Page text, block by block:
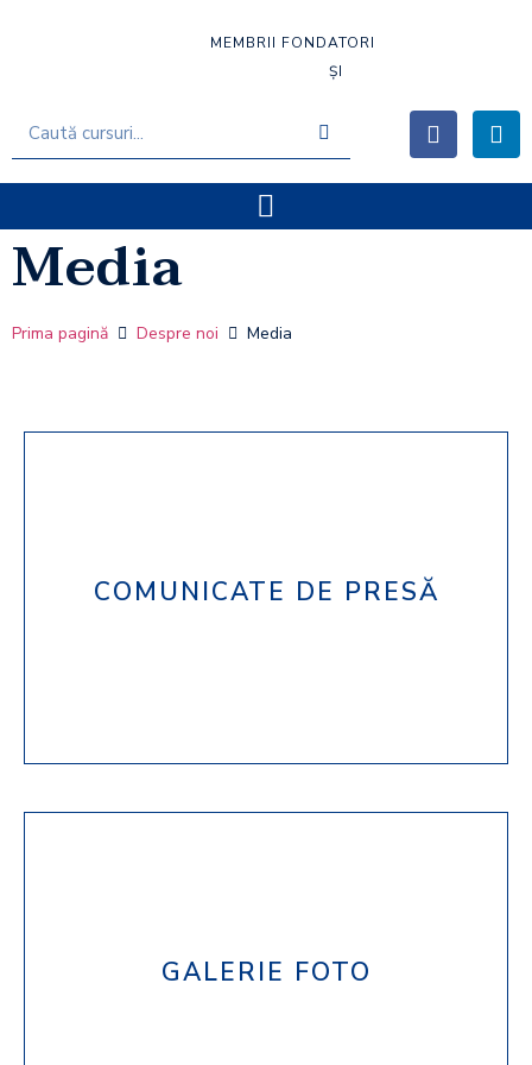
MEMBRII FONDATORI
ȘI
Media
Prima pagină Despre noi Media
COMUNICATE DE PRESĂ
TOATE COMUNICATELE
GALERIE FOTO
VEZI GALERIA